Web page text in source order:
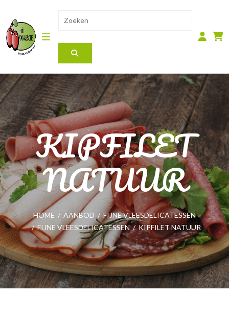
KIPFILET
NATUUR
HOME / AANBOD / FIJNE VLEESDELICATESSEN
/ FIJNE VLEESDELICATESSEN / KIPFILET NATUUR